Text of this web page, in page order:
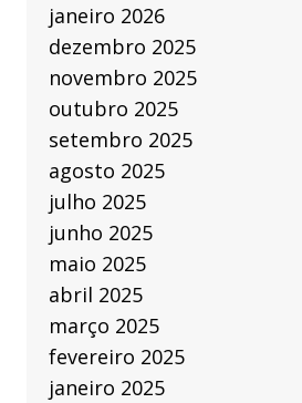
janeiro 2026
dezembro 2025
novembro 2025
outubro 2025
setembro 2025
agosto 2025
julho 2025
junho 2025
maio 2025
abril 2025
março 2025
fevereiro 2025
janeiro 2025